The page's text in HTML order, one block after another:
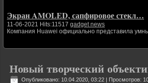
Экран AMOLED, сапфировое стекл…
11-06-2021 Hits:11517 gadget news
Компания Huawei официально представила
Новый творческий
Опубликовано: 10.04.2020, 03:22 | Просмотров: